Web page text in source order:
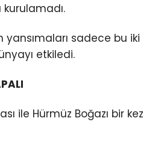
sadece bu iki
etkiledi.
ile Hürmüz Boğazı bir kez